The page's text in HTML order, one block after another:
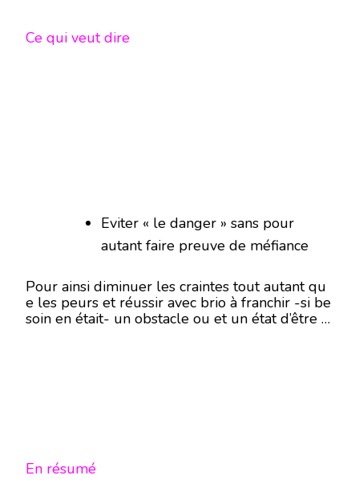
Ce qui veut dire
Eviter « le danger » sans pour
autant faire preuve de méfiance
Pour ainsi diminuer les craintes tout autant qu
e les peurs et réussir avec brio à franchir -si be
soin en était- un obstacle ou et un état d’être …
En résumé